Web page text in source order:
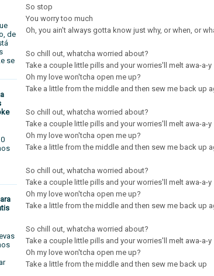
de
se
So stop
You worry too much
Oh, you ain't always gotta know just why, or when, or
So chill out, whatcha worried about?
Take a couple little pills and your worries'll melt awa-a-y
Oh my love won'tcha open me up?
Take a little from the middle and then sew me back up
So chill out, whatcha worried about?
Take a couple little pills and your worries'll melt awa-a-y
Oh my love won'tcha open me up?
Take a little from the middle and then sew me back up
So chill out, whatcha worried about?
Take a couple little pills and your worries'll melt awa-a-y
Oh my love won'tcha open me up?
Take a little from the middle and then sew me back up
So chill out, whatcha worried about?
Take a couple little pills and your worries'll melt awa-a-y
Oh my love won'tcha open me up?
Take a little from the middle and then sew me back up